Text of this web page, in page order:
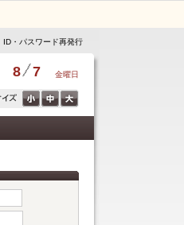
ID・パスワード再発行
8 7 金曜日